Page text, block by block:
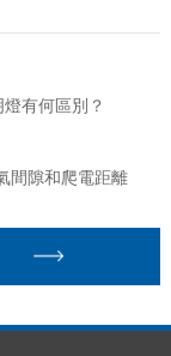
有何區別？
間隙和爬電距離